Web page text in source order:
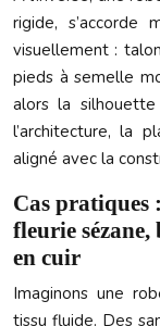
rigide, s’accorde
visuellement :
pieds à semelle
alors la
l’architecture, la
aligné avec la
Cas pratiques
fleurie
en cuir
Imaginons une
tissu fluide. Des